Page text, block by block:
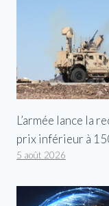
L’armée lance la
prix inférieur à
5 août 2026